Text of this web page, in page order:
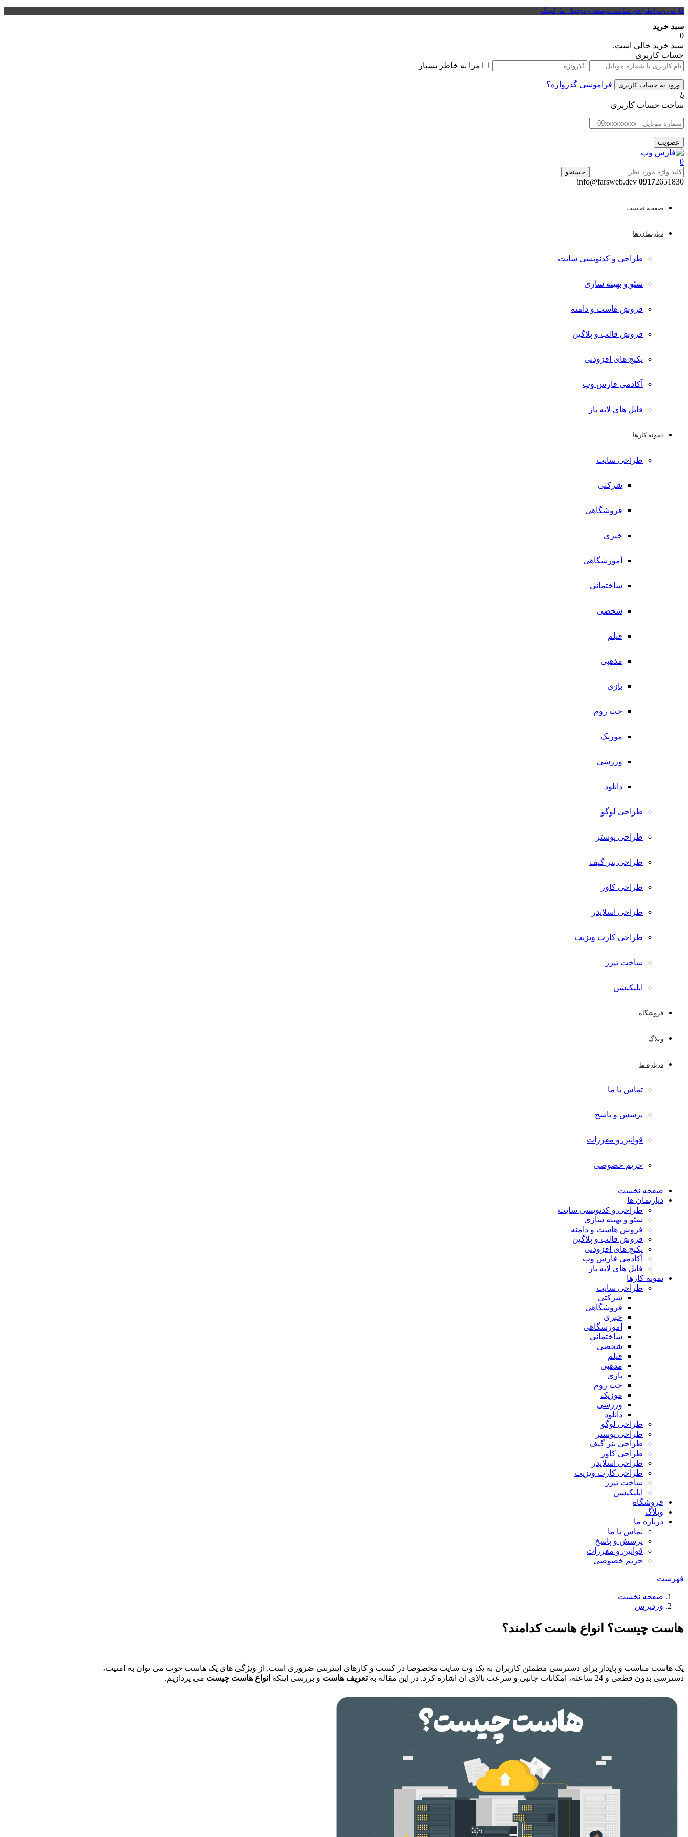
فارس وب | طراحی سایت، توسعه و دیجیتال مارکتینگ
سبد خرید
0
سبد خرید خالی است.
حساب کاربری
مرا به خاطر بسپار
فراموشی گذرواژه؟
یا
ساخت حساب کاربری
0
جستجو
09172651830 info@farsweb.dev
صفحه نخست
دپارتمان ها
طراحی و کدنویسی سایت
سئو و بهینه سازی
فروش هاست و دامنه
فروش قالب و پلاگین
پکیج های افزودنی
آکادمی فارس وب
فایل های لایه باز
نمونه کارها
طراحی سایت
شرکتی
فروشگاهی
خبری
آموزشگاهی
ساختمانی
شخصی
فیلم
مذهبی
بازی
چت روم
موزیک
ورزشی
دانلود
طراحی لوگو
طراحی پوستر
طراحی بنر گیف
طراحی کاور
طراحی اسلایدر
طراحی کارت ویزیت
ساخت تیزر
اپلیکیشن
فروشگاه
وبلاگ
درباره ما
تماس با ما
پرسش و پاسخ
قوانین و مقررات
حریم خصوصی
صفحه نخست
دپارتمان ها
طراحی و کدنویسی سایت
سئو و بهینه سازی
فروش هاست و دامنه
فروش قالب و پلاگین
پکیج های افزودنی
آکادمی فارس وب
فایل های لایه باز
نمونه کارها
طراحی سایت
شرکتی
فروشگاهی
خبری
آموزشگاهی
ساختمانی
شخصی
فیلم
مذهبی
بازی
چت روم
موزیک
ورزشی
دانلود
طراحی لوگو
طراحی پوستر
طراحی بنر گیف
طراحی کاور
طراحی اسلایدر
طراحی کارت ویزیت
ساخت تیزر
اپلیکیشن
فروشگاه
وبلاگ
درباره ما
تماس با ما
پرسش و پاسخ
قوانین و مقررات
حریم خصوصی
فهرست
صفحه نخست
وردپرس
هاست چیست؟ انواع هاست کدامند؟
یک هاست مناسب و پایدار برای دسترسی مطمئن کاربران به یک وب سایت مخصوصا در کسب و کارهای اینترنتی ضروری است. از ویژگی های یک هاست خوب می توان به امنیت،
دسترسی بدون قطعی و 24 ساعته، امکانات جانبی و سرعت بالای آن اشاره کرد. در این مقاله به
تعریف هاست و بررسی اینکه انواع هاست چیست می پردازیم.